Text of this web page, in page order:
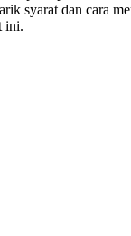
syarat dan cara
ini.